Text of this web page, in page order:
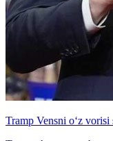
Tramp Vensni o‘z